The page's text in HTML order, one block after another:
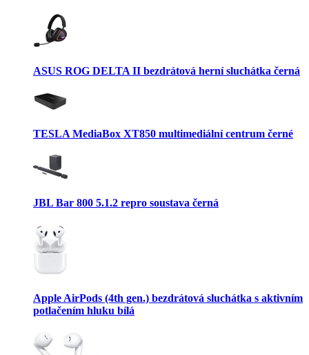
ASUS ROG DELTA II bezdrátová herní sluchátka černá
TESLA MediaBox XT850 multimediální centrum černé
JBL Bar 800 5.1.2 repro soustava černá
Apple AirPods (4th gen.) bezdrátová sluchátka s aktivním
potlačením hluku bílá